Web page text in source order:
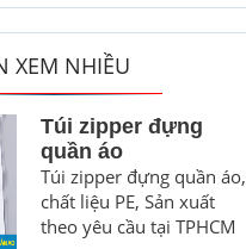
XEM NHIỀU
Túi zipper đựng
quần áo
Túi zipper đựng quần áo,
chất liệu PE, Sản xuất
theo yêu cầu tại TPHCM